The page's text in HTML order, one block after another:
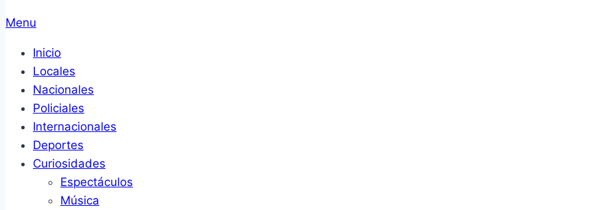
Menu
Inicio
Locales
Nacionales
Policiales
Internacionales
Deportes
Curiosidades
Espectáculos
Música